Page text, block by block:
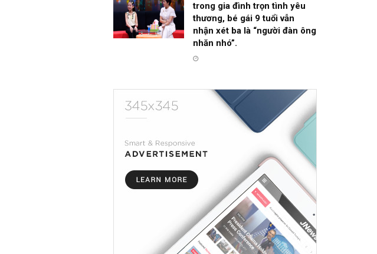
trong gia đình trọn tình yêu
thương, bé gái 9 tuổi vẫn
nhận xét ba là “người đàn ông
nhăn nhó”.